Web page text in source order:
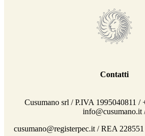
Contatti
Cusumano srl / P.IVA 1995040811 /
info@cusumano.it
cusumano@registerpec.it / REA